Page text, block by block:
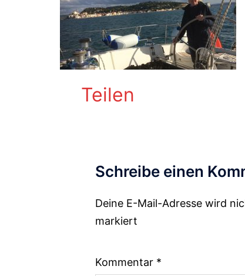
Teilen
Schreibe einen
Deine E-Mail-Adresse wird
markiert
Kommentar *
Alternative: